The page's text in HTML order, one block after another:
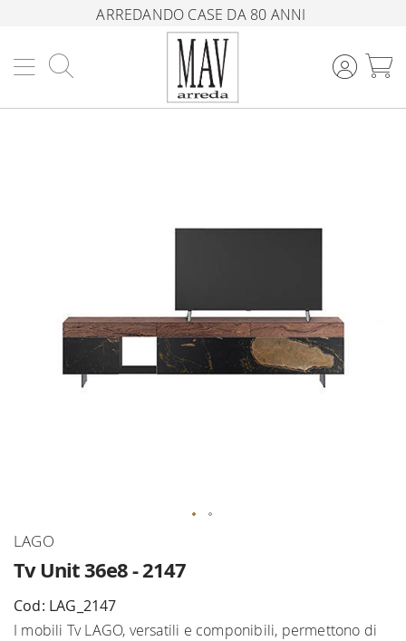
ARREDANDO CASE DA 80 ANNI
Tv Unit 36e8 - 2147
LAGO
Cod: LAG_2147
I mobili Tv LAGO, versatili e componibili, permettono di
Vai
della
galleria
di